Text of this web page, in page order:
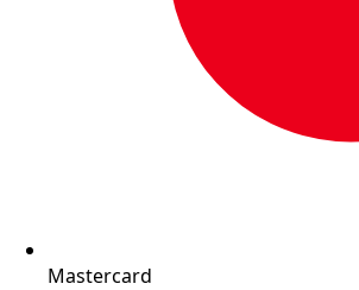
Mastercard